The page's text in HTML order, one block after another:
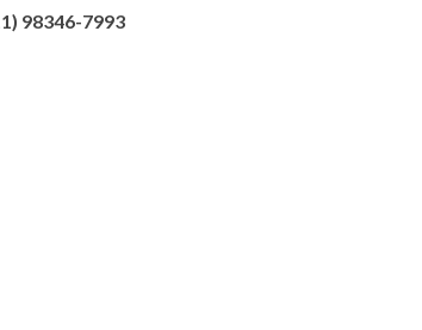
98346-7993